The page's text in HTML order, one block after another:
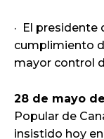
· El presidente
cumplimiento
mayor control
28 de mayo
Popular de
insistido hoy